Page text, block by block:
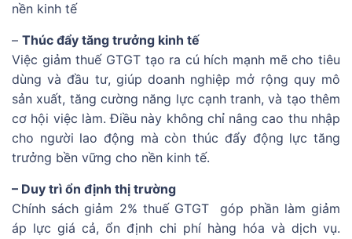
nền kinh tế
– Thúc đẩy tăng trưởng kinh tế
Việc giảm thuế GTGT tạo ra cú hích mạnh mẽ cho tiêu
dùng và đầu tư, giúp doanh nghiệp mở rộng quy mô
sản xuất, tăng cường năng lực cạnh tranh, và tạo thêm
cơ hội việc làm. Điều này không chỉ nâng cao thu nhập
cho người lao động mà còn thúc đẩy động lực tăng
trưởng bền vững cho nền kinh tế.
– Duy trì ổn định thị trường
Chính sách giảm 2% thuế GTGT góp phần làm giảm
áp lực giá cả, ổn định chi phí hàng hóa và dịch vụ.